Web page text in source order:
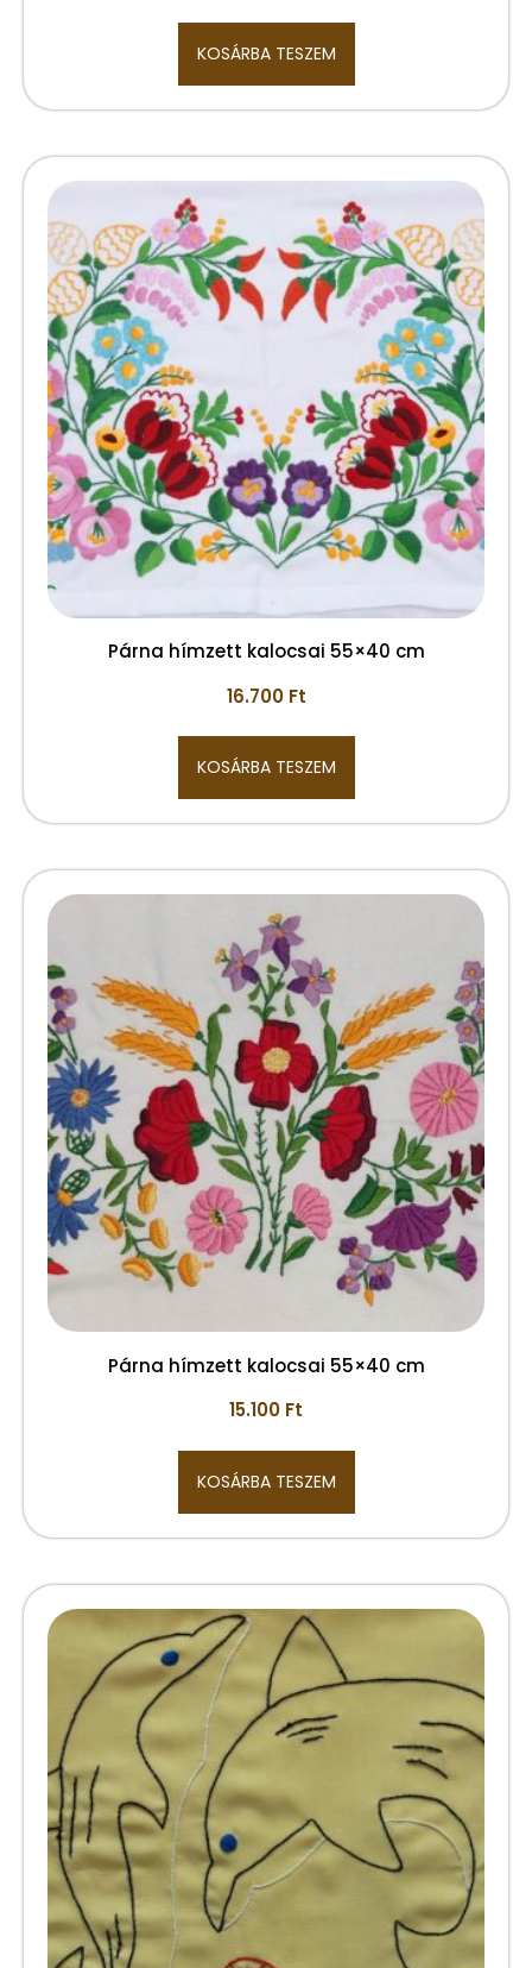
KOSÁRBA TESZEM
Párna hímzett kalocsai 55×40 cm
16.700 Ft
KOSÁRBA TESZEM
Párna hímzett kalocsai 55×40 cm
15.100 Ft
KOSÁRBA TESZEM